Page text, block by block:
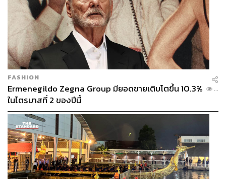
FASHION
Ermenegildo Zegna Group มียอดขายเติบโตขึ้น 10.3%
ในไตรมาสที่ 2 ของปีนี้
...